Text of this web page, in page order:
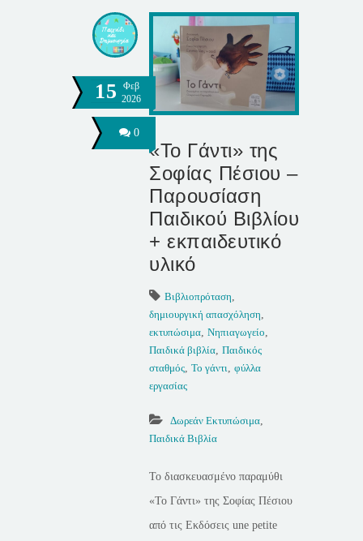
15
Φεβ
2026
0
«Το Γάντι» της
Σοφίας Πέσιου –
Παρουσίαση
Παιδικού Βιβλίου
+ εκπαιδευτικό
υλικό
Βιβλιοπρόταση,
δημιουργική απασχόληση,
εκτυπώσιμα, Νηπιαγωγείο,
Παιδικά βιβλία, Παιδικός
σταθμός, Το γάντι, φύλλα
εργασίας
Δωρεάν Εκτυπώσιμα,
Παιδικά Βιβλία
Το διασκευασμένο παραμύθι
«Το Γάντι» της Σοφίας Πέσιου
από τις Εκδόσεις une petite